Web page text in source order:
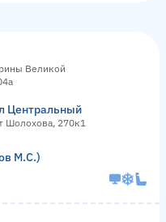
Великой
Центральный
Шолохова, 270к1
М.С.)